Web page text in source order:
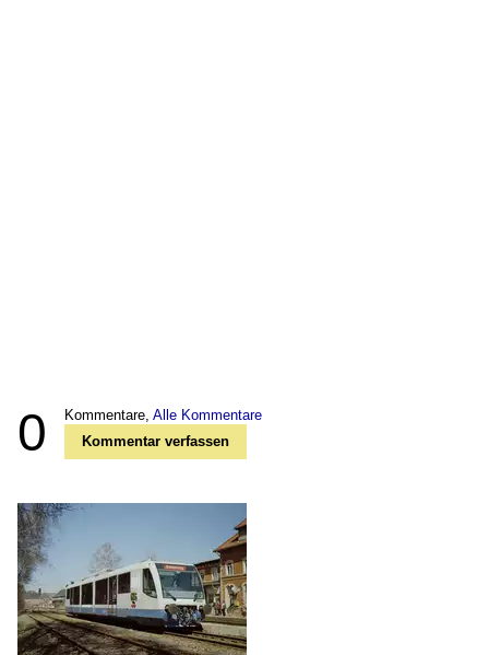
0 Kommentare, Alle Kommentare
Kommentar verfassen